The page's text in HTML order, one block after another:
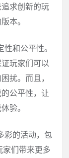
求创新的玩
本。
和公平性。
玩家们可以
扰。而且，
公平性，让
验。
彩的活动，包
们带来更多